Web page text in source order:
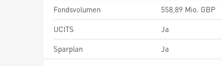
Fondsvolumen
558,89 Mio. GBP
UCITS
Ja
Sparplan
Ja